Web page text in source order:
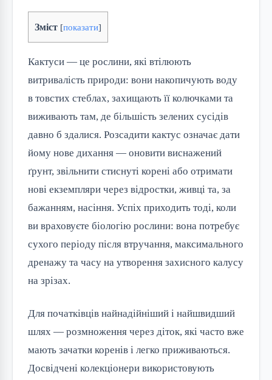
Зміст [показати]
Кактуси — це рослини, які втілюють
витривалість природи: вони накопичують воду
в товстих стеблах, захищають її колючками та
виживають там, де більшість зелених сусідів
давно б здалися. Розсадити кактус означає дати
йому нове дихання — оновити виснажений
ґрунт, звільнити стиснуті корені або отримати
нові екземпляри через відростки, живці та, за
бажанням, насіння. Успіх приходить тоді, коли
ви враховуєте біологію рослини: вона потребує
сухого періоду після втручання, максимального
дренажу та часу на утворення захисного калусу
на зрізах.
Для початківців найнадійніший і найшвидший
шлях — розмноження через діток, які часто вже
мають зачатки коренів і легко приживаються.
Досвідчені колекціонери використовують